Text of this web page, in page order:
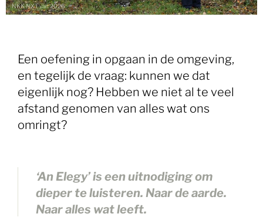
NKK NXT van 2026
Een oefening in opgaan in de omgeving,
en tegelijk de vraag: kunnen we dat
eigenlijk nog? Hebben we niet al te veel
afstand genomen van alles wat ons
omringt?
‘An Elegy’ is een uitnodiging om
dieper te luisteren. Naar de aarde.
Naar alles wat leeft.